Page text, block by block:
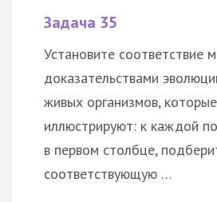
Задача 35
Установите соответствие
доказательствами
живых организмов,
иллюстрируют: к каждой
в первом столбце,
соответствующую …